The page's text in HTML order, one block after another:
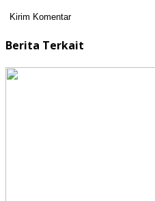
Berita Terkait